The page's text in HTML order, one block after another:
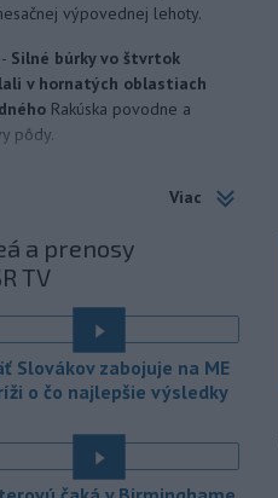
výpovednej lehoty.
- Silné búrky vo štvrtok
v hornatých oblastiach
Rakúska povodne a
pôdy.
ústav (SHMÚ)
okresoch stredného a
Slovenska. Vydal preto
prvého stupňa.
- Ministerstvo vnútra (MV) SR
Národný bezpečnostnýúrad
o nezávislé odborné posúdenie
prevádzke.
Viac
a prenosy
TV
Slovákov zabojuje na ME
o čo najlepšie výsledky